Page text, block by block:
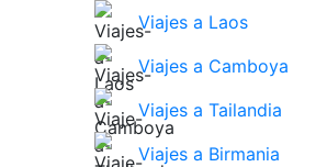
Viajes a Laos
Viajes a Camboya
Viajes a Tailandia
Viajes a Birmania